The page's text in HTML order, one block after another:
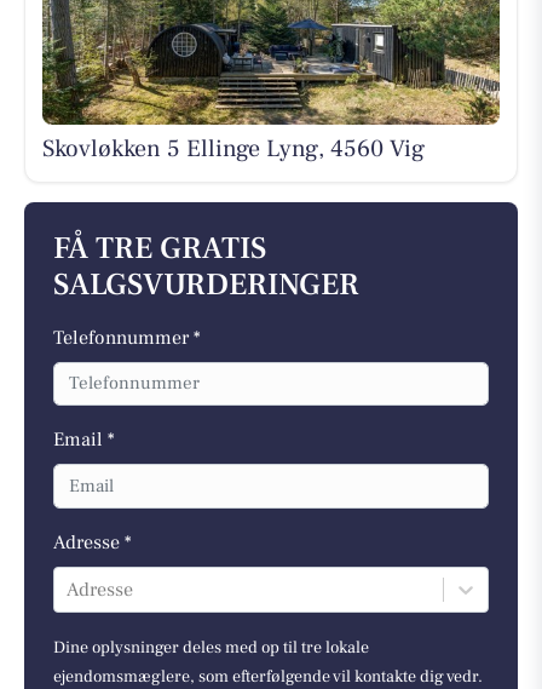
Skovløkken 5 Ellinge Lyng, 4560 Vig
FÅ TRE GRATIS
SALGSVURDERINGER
Telefonnummer *
Email *
Adresse *
Adresse
Dine oplysninger deles med op til tre lokale
ejendomsmæglere, som efterfølgende vil kontakte dig vedr.